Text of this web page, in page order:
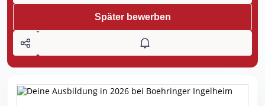
Später bewerben